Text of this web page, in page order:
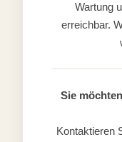
Wartung
erreichbar.
Sie
Kontaktieren